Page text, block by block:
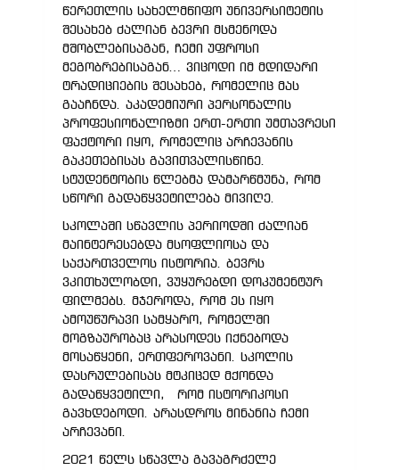
წერეთლის სახელმწიფო უნივერსიტეტის
შესახებ ძალიან ბევრი მსმენოდა
მშობლებისაგან, ჩემი უფროსი
მეგობრებისაგან… ვიცოდი იმ მდიდარი
ტრადიციების შესახებ, რომელიც მას
გააჩნდა. აკადემიური პერსონალის
პროფესიონალიზმი ერთ-ერთი უმთავრესი
ფაქტორი იყო, რომელიც არჩევანის
გაკეთებისას გავითვალისწინე.
სტუდენტობის წლებმა დამარწმუნა, რომ
სწორი გადაწყვეტილება მივიღე.
სკოლაში სწავლის პერიოდში ძალიან
მაინტერესებდა მსოფლიოსა და
საქართველოს ისტორია. ბევრს
ვკითხულობდი, ვუყურებდი დოკუმენტურ
ფილმებს. მჯეროდა, რომ ეს იყო
ამოუწურავი სამყარო, რომელში
მოგზაურობაც არასოდეს იქნებოდა
მოსაწყენი, ერთფეროვანი. სკოლის
დასრულებისას მტკიცედ მქონდა
გადაწყვეტილი, რომ ისტორიკოსი
გავხდებოდი. არასდროს მინანია ჩემი
არჩევანი.
2021 წელს სწავლა გავაგრძელე